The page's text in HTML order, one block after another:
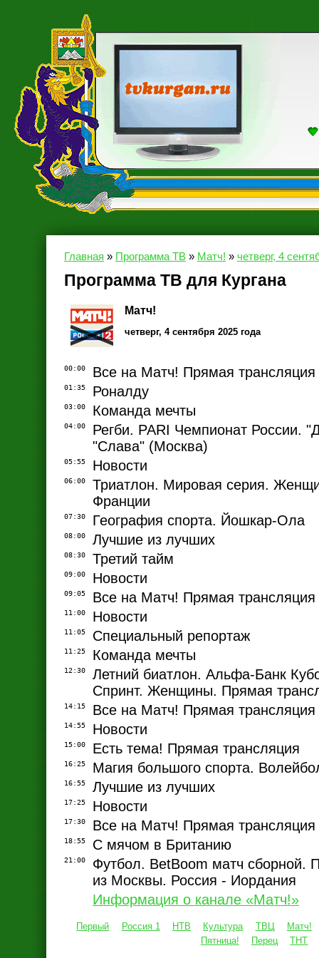
Главная » Программа ТВ » Матч! » четверг, 4
Программа ТВ для Кургана
Матч!
четверг, 4 сентября 2025 года
00:00 Все на Матч! Прямая трансляция
01:35 Роналду
03:00 Команда мечты
04:00
Регби. PARI Чемпионат России.
"Слава" (Москва)
05:55 Новости
06:00
Триатлон. Мировая серия.
Франции
07:30 География спорта. Йошкар-Ола
08:00 Лучшие из лучших
08:30 Третий тайм
09:00 Новости
09:05 Все на Матч! Прямая трансляция
11:00 Новости
11:05 Специальный репортаж
11:25 Команда мечты
12:30
Летний биатлон. Альфа-Банк
Спринт. Женщины. Прямая
14:15 Все на Матч! Прямая трансляция
14:55 Новости
15:00 Есть тема! Прямая трансляция
16:25 Магия большого спорта.
16:55 Лучшие из лучших
17:25 Новости
17:30 Все на Матч! Прямая трансляция
18:55 С мячом в Британию
21:00
Футбол. BetBoom матч сборной.
из Москвы. Россия - Иордания
Информация о канале «Матч!»
Первый Россия 1 НТВ Культура ТВЦ
Матч!
Пятница!
Перец ТНТ